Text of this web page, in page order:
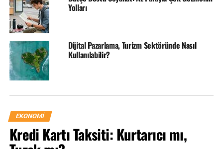
Erken rezervasyon ile avantajlı tatil
Avantajlı Tatil
Erken rezervasyon kampanyaları
döneminde, erken rezervasyon başlangıç fiyatları ile
imkan sunan oteller, ilerleyen dönemlerde satışları
gerçekleşip doluluk oranları arttıkça indirim oranlarını
Yolları
Dijital Pazarlama, Turizm Sektöründe Nasıl
Kullanılabilir?
EKONOMI
Kredi Kartı Taksiti: Kurtarıcı mı,